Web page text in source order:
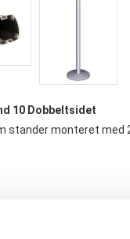
10 Dobbeltsidet
stander monteret med